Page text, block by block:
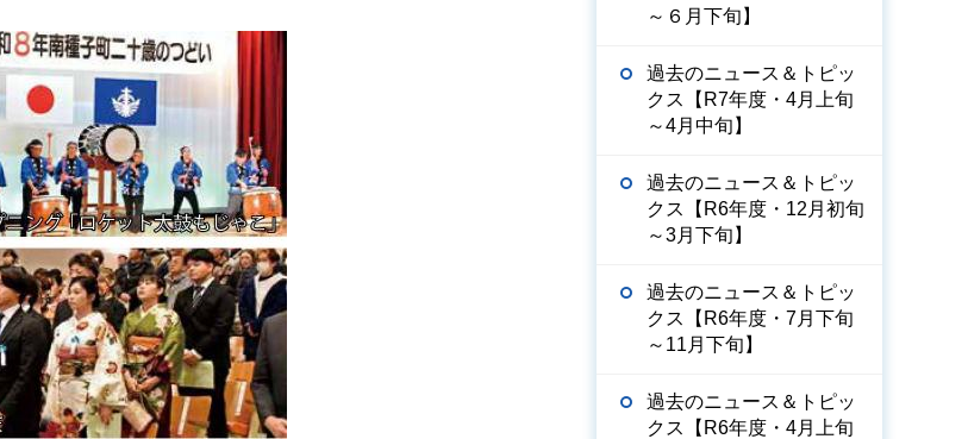
～６月下旬】
過去のニュース＆トピッ
クス【R7年度・4月上旬
～4月中旬】
過去のニュース＆トピッ
クス【R6年度・12月初旬
～3月下旬】
過去のニュース＆トピッ
クス【R6年度・7月下旬
～11月下旬】
過去のニュース＆トピッ
クス【R6年度・4月上旬